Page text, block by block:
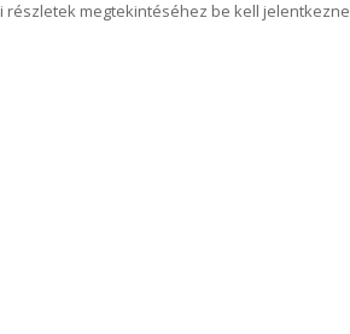
részletek megtekintéséhez be kell